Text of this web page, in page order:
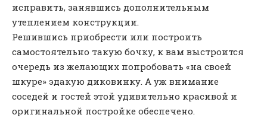
исправить, занявшись дополнительным
утеплением конструкции.
Решившись приобрести или построить
самостоятельно такую бочку, к вам выстроится
очередь из желающих попробовать «на своей
шкуре» эдакую диковинку. А уж внимание
соседей и гостей этой удивительно красивой и
оригинальной постройке обеспечено.